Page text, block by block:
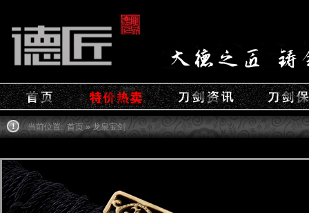
当前位置: 首页» 龙泉宝剑